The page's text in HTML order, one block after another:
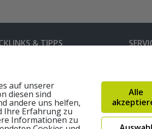
& TIPPS
auf unserer
diesen sind
andere uns helfen,
Ihre Erfahrung zu
Informationen zu
Alle